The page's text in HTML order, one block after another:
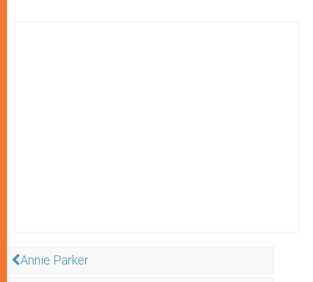
Annie Parker